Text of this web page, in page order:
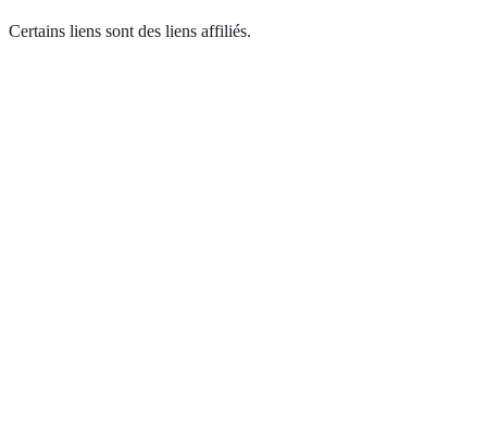
Certains liens sont des liens affiliés.